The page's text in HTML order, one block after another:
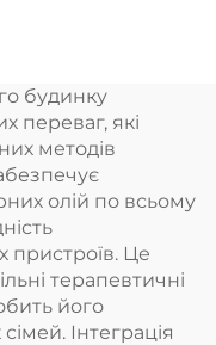
олія
Автомобільний
диффузер
будинку
переваг, які
методів
олій по всьому
пристроїв. Це
терапевтичні
його
Інтеграція